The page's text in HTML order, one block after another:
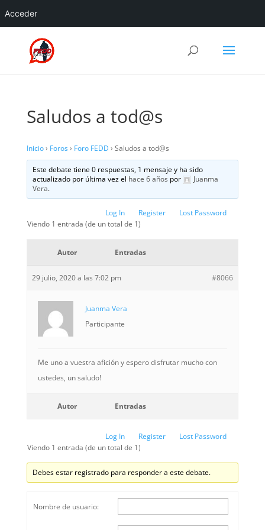
Acceder
Saludos a tod@s
Inicio› Foros› Foro FEDD › Saludos a tod@s
Este debate tiene 0 respuestas, 1 mensaje y ha sido
actualizado por última vez el hace 6 años por
Juanma
Vera.
Log In Register
Lost Password
Viendo 1 entrada (de un total de 1)
Autor Entradas
29 julio, 2020 a las 7:02 pm #8066
Juanma Vera
Participante
Me uno a vuestra afición y espero disfrutar mucho con
ustedes, un saludo!
Autor Entradas
Log In Register
Lost Password
Viendo 1 entrada (de un total de 1)
Debes estar registrado para responder a este debate.
Nombre de usuario: